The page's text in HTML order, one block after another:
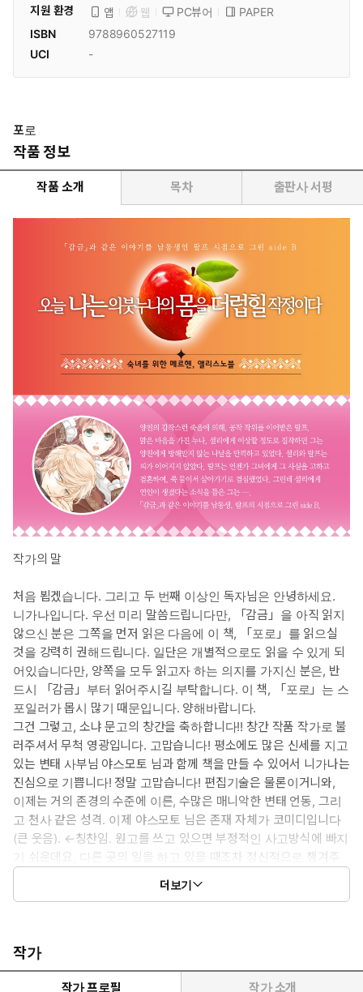
지원 환경
앱 웹 PC뷰어
PAPER
ISBN
9788960527119
UCI
-
포로
작품 정보
작품 소개 목차 출판사 서평
작가의 말
처음 뵙겠습니다. 그리고 두 번째 이상인 독자님은 안녕하세요.
니가나입니다. 우선 미리 말씀드립니다만, 「감금」을 아직 읽지
않으신 분은 그쪽을 먼저 읽은 다음에 이 책, 「포로」를 읽으실
것을 강력히 권해드립니다. 일단은 개별적으로도 읽을 수 있게 되
어있습니다만, 양쪽을 모두 읽고자 하는 의지를 가지신 분은, 반
드시 「감금」부터 읽어주시길 부탁합니다. 이 책, 「포로」는 스
포일러가 몹시 많기 때문입니다. 양해바랍니다.
그건 그렇고, 소냐 문고의 창간을 축하합니다!! 창간 작품 작가로 불
러주셔서 무척 영광입니다. 고맙습니다! 평소에도 많은 신세를 지고
있는 변태 사부님 야스모토 님과 함께 책을 만들 수 있어서 니가나는
진심으로 기쁩니다! 정말 고맙습니다! 편집기술은 물론이거니와,
이제는 거의 존경의 수준에 이른, 수많은 매니악한 변태 언동, 그리
고 천사 같은 성격. 이제 야스모토 님은 존재 자체가 코미디입니다
(큰 웃음). ←칭찬임. 원고를 쓰고 있으면 부정적인 사고방식에 빠지
기 쉬운데요, 다른 곳의 일을 하고 있을 때조차 정신적으로 챙겨주
시는, 니가나에게는 절대 없어서는 안 될 편집자이십니다. 굉장히
멋진 분입니다. 원고를 쓰다가 깜빡하고 틀릴 때도 전광석화로 지
편집자님이라고 부르고 있습니다(어이, 잠깐). 말과 행동이 굉장히
어머니스럽습니다. 하지만 굉장히 변태입니다(웃음). ←심해! 니가
나는 오늘도 열심히 은혜를 원수로 갚습니다요!
더보기
작가
작가 프로필 작가 소개